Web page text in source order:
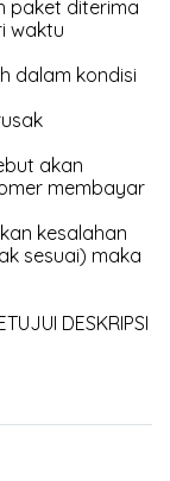
paket diterima
waktu
dalam kondisi
akan
membayar
kesalahan
sesuai) maka
DESKRIPSI